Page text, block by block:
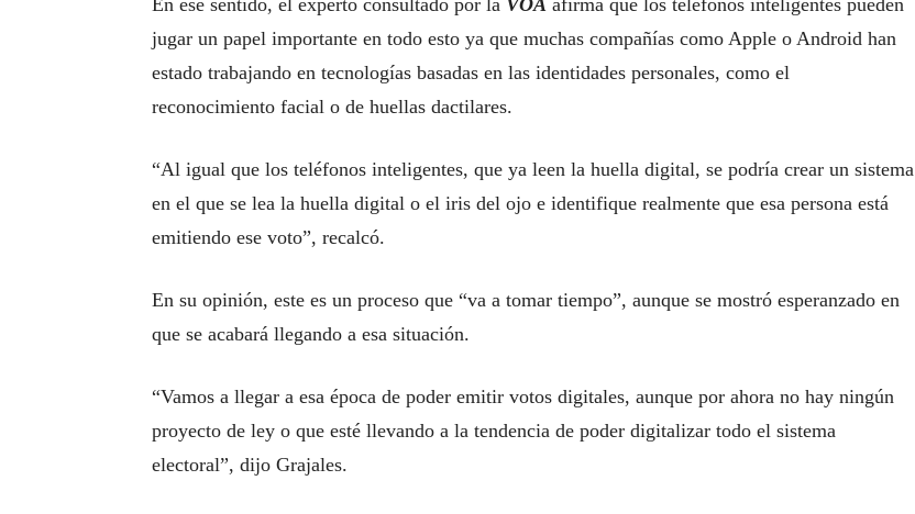
En ese sentido, el experto consultado por la VOA afirma que los teléfonos inteligentes pueden
jugar un papel importante en todo esto ya que muchas compañías como Apple o Android han
estado trabajando en tecnologías basadas en las identidades personales, como el
reconocimiento facial o de huellas dactilares.
“Al igual que los teléfonos inteligentes, que ya leen la huella digital, se podría crear un sistema
en el que se lea la huella digital o el iris del ojo e identifique realmente que esa persona está
emitiendo ese voto”, recalcó.
En su opinión, este es un proceso que “va a tomar tiempo”, aunque se mostró esperanzado en
que se acabará llegando a esa situación.
“Vamos a llegar a esa época de poder emitir votos digitales, aunque por ahora no hay ningún
proyecto de ley o que esté llevando a la tendencia de poder digitalizar todo el sistema
electoral”, dijo Grajales.